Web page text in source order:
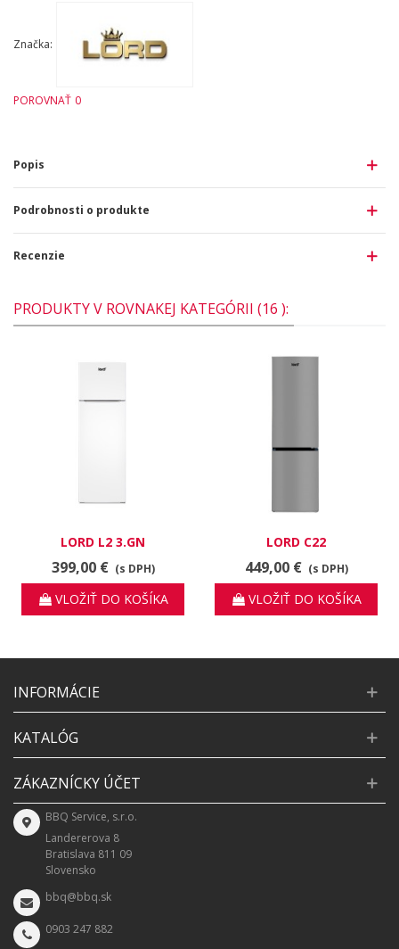
Značka:
POROVNAŤ 0
Popis
Podrobnosti o produkte
Recenzie
PRODUKTY V ROVNAKEJ KATEGÓRII (16 ):
LORD L2 3.GN
399,00 € (s DPH)
VLOŽIŤ DO KOŠÍKA
LORD C22
449,00 € (s DPH)
VLOŽIŤ DO KOŠÍKA
INFORMÁCIE
KATALÓG
ZÁKAZNÍCKY ÚČET
BBQ Service, s.r.o.
Landererova 8
Bratislava 811 09
Slovensko
bbq@bbq.sk
0903 247 882